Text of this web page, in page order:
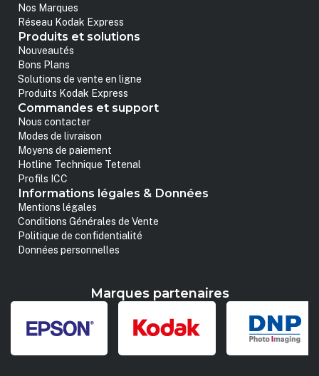
Nos Marques
Réseau Kodak Express
Produits et solutions
Nouveautés
Bons Plans
Solutions de vente en ligne
Produits Kodak Express
Commandes et support
Nous contacter
Modes de livraison
Moyens de paiement
Hotline Technique Tetenal
Profils ICC
Informations légales & Données
Mentions légales
Conditions Générales de Vente
Politique de confidentialité
Données personnelles
Marques partenaires